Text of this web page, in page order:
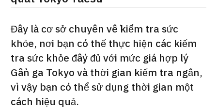
TOP
Đây là cơ sở chuyên về kiểm tra sức
khỏe, nơi bạn có thể thực hiện các kiểm
tra sức khỏe đầy đủ với mức giá hợp lý
Gần ga Tokyo và thời gian kiểm tra ngắn,
vì vậy bạn có thể sử dụng thời gian một
cách hiệu quả.